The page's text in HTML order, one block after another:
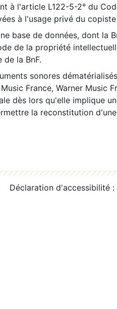
à l'article L122-5-2° du
à l'usage privé du
base de données, dont la
de la propriété
la BnF.
sonores
France, Warner Music
dès lors qu'elle implique
la reconstitution
Déclaration d'accessibilité